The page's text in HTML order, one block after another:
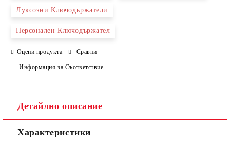
Луксозни Ключодържатели
Персонален Ключодържател
Оцени продукта Сравни
Информация за Съответствие
Детайлно описание
Характеристики